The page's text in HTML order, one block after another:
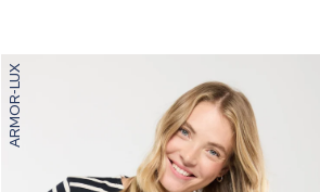
ARMOR-LUX